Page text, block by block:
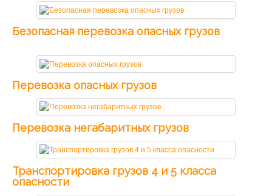
Безопасная перевозка опасных грузов
Перевозка опасных грузов
Перевозка негабаритных грузов
Транспортировка грузов 4 и 5 класса
опасности